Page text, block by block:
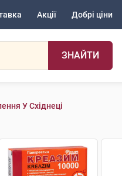
Акції Добрі ціни
ЗНАЙТИ
У Східнеці